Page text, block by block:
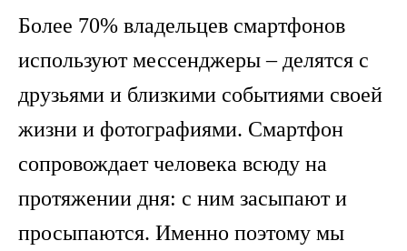
Более 70% владельцев смартфонов
используют мессенджеры – делятся с
друзьями и близкими событиями своей
жизни и фотографиями. Смартфон
сопровождает человека всюду на
протяжении дня: с ним засыпают и
просыпаются. Именно поэтому мы